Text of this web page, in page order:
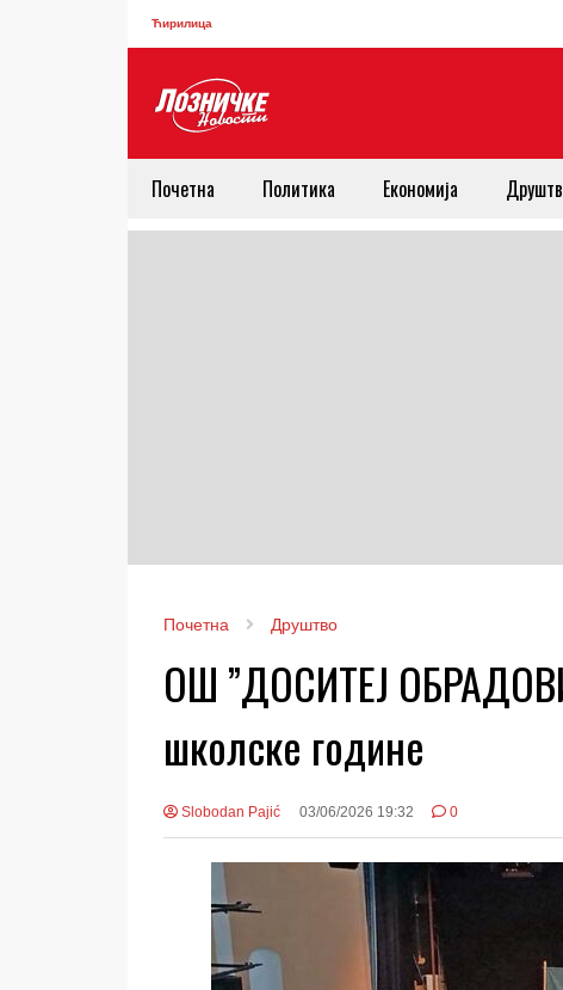
Ћирилица
Почетна Политика Економија
Почетна Друштво
ОШ ”ДОСИТЕЈ
школске године
Slobodan Pajić 03/06/2026 19:32 0